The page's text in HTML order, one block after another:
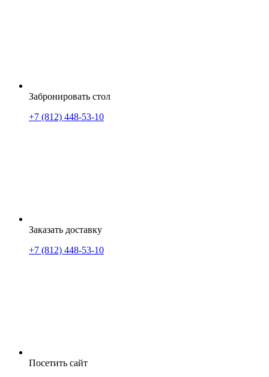
Забронировать стол
+7 (812) 448-53-10
Заказать доставку
+7 (812) 448-53-10
Посетить сайт